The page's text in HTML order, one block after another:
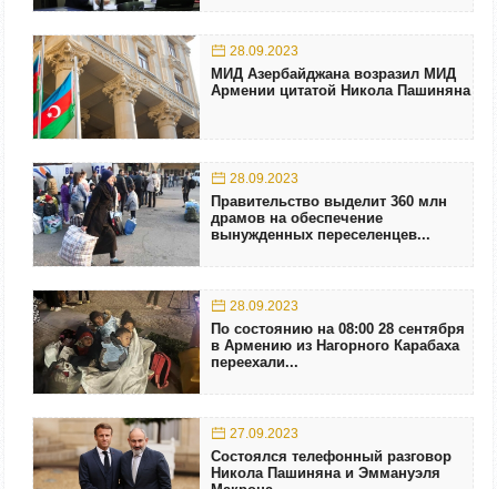
28.09.2023
МИД Азербайджана возразил МИД
Армении цитатой Никола Пашиняна
28.09.2023
Правительство выделит 360 млн
драмов на обеспечение
вынужденных переселенцев...
28.09.2023
По состоянию на 08:00 28 сентября
в Армению из Нагорного Карабаха
переехали...
27.09.2023
Состоялся телефонный разговор
Никола Пашиняна и Эммануэля